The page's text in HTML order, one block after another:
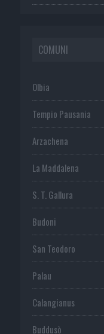
COMUNI
Olbia
Tempio Pausania
Arzachena
La Maddalena
S. T. Gallura
Budoni
San Teodoro
Palau
Calangianus
Buddusò